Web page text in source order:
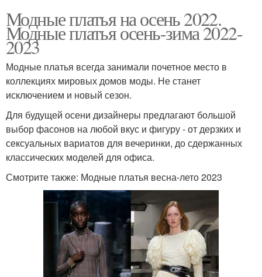
Модные платья на осень 2022.
Модные платья осень-зима 2022-
2023
Модные платья всегда занимали почетное место в
коллекциях мировых домов моды. Не станет
исключением и новый сезон.
Для будущей осени дизайнеры предлагают большой
выбор фасонов на любой вкус и фигуру - от дерзких и
сексуальных вариатов для вечеринки, до сдержанных
классических моделей для офиса.
Смотрите также: Модные платья весна-лето 2023